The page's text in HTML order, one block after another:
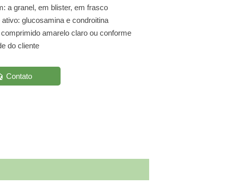
a granel, em blister, em frasco
ativo: glucosamina e condroitina
amarelo claro ou conforme
do cliente
Contato